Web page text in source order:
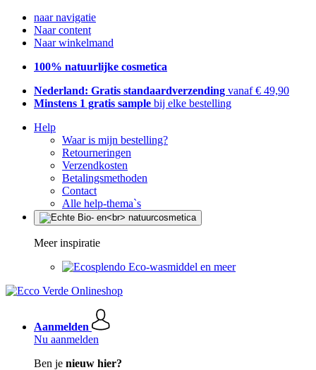
naar navigatie
Naar content
Naar winkelmand
100% natuurlijke cosmetica
Nederland: Gratis standaardverzending vanaf € 49,90
Minstens 1 gratis sample bij elke bestelling
Help
Waar is mijn bestelling?
Retourneringen
Verzendkosten
Betalingsmethoden
Contact
Alle help-thema`s
Meer inspiratie
Eco-wasmiddel en meer
Aanmelden
Nu aanmelden
Ben je nieuw hier?